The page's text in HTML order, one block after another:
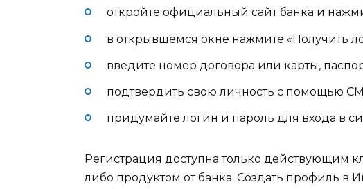
откройте официальный сайт банка и
в открывшемся окне нажмите «Получить
введите номер договора или карты,
подтвердить свою личность с помощью
придумайте логин и пароль для входа в
Регистрация доступна только действующим
либо продуктом от банка. Создать профиль в